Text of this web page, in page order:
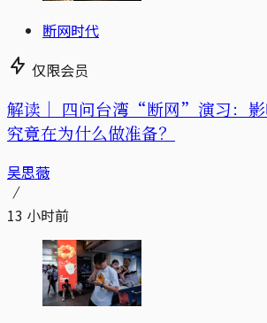
断网时代
仅限会员
解读｜ 四问台湾“断网”演习：影
究竟在为什么做准备？
吴思薇
13 小时前